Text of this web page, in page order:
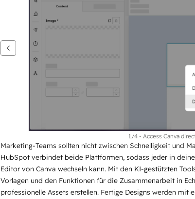
anzuzeigen
1/4 - Access Canva
Marketing-Teams sollten nicht zwischen Schnelligkeit und
HubSpot verbindet beide Plattformen, sodass jeder in
Editor von Canva wechseln kann. Mit den KI-gestützten
Vorlagen und den Funktionen für die Zusammenarbeit in
professionelle Assets erstellen. Fertige Designs werden